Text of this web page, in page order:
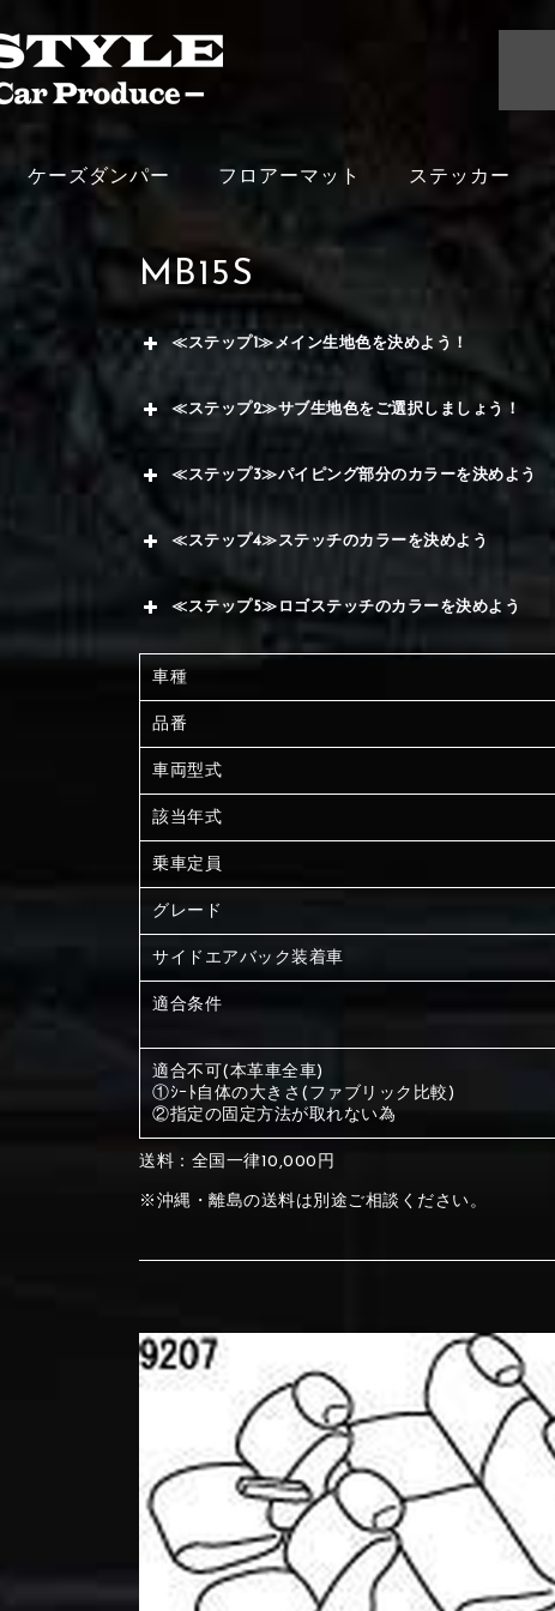
ケーズダンパー フロアーマット ステッカー
MB15S
≪ステップ1≫メイン生地色を決めよう！
⑤Dark Brown ⑥Yellow
⑨Pink ⑩White
≪ステップ2≫サブ生地色をご選択しましょう！
⑤Dark Brown ⑥Yellow
≪ステップ3≫パイピング部分のカラーを決めよう
②Gray
⑤Dark Brown ⑥Yellow
≪ステップ4≫ステッチのカラーを決めよう
②Gray
⑤Ivory ⑥Red
≪ステップ5≫ロゴステッチのカラーを決めよう
②Gray
⑤Ivory ⑥Red
車種
品番
車両型式
該当年式
乗車定員
グレード
サイドエアバック装着車
適合条件
適合不可(本革車全車)
①ｼｰﾄ自体の大きさ(ファブリック比較)
②指定の固定方法が取れない為
送料：全国一律10,000円
※沖縄・離島の送料は別途ご相談ください。